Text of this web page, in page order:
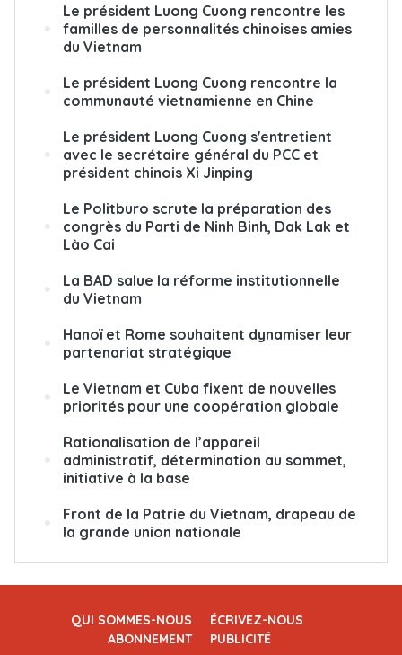
Le président Luong Cuong rencontre les
familles de personnalités chinoises amies
du Vietnam
Le président Luong Cuong rencontre la
communauté vietnamienne en Chine
Le président Luong Cuong s'entretient
avec le secrétaire général du PCC et
président chinois Xi Jinping
Le Politburo scrute la préparation des
congrès du Parti de Ninh Binh, Dak Lak et
Lào Cai
La BAD salue la réforme institutionnelle
du Vietnam
Hanoï et Rome souhaitent dynamiser leur
partenariat stratégique
Le Vietnam et Cuba fixent de nouvelles
priorités pour une coopération globale
Rationalisation de l’appareil
administratif, détermination au sommet,
initiative à la base
Front de la Patrie du Vietnam, drapeau de
la grande union nationale
QUI SOMMES-NOUS
ÉCRIVEZ-NOUS
ABONNEMENT
PUBLICITÉ